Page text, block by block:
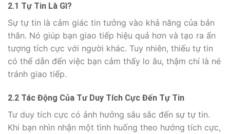
2.1 Tự Tin Là Gì?
Sự tự tin là cảm giác tin tưởng vào khả năng của bản
thân. Nó giúp bạn giao tiếp hiệu quả hơn và tạo ra ấn
tượng tích cực với người khác. Tuy nhiên, thiếu tự tin
có thể dẫn đến việc bạn cảm thấy lo âu, thậm chí là né
tránh giao tiếp.
2.2 Tác Động Của Tư Duy Tích Cực Đến Tự Tin
Tư duy tích cực có ảnh hưởng sâu sắc đến sự tự tin.
Khi bạn nhìn nhận một tình huống theo hướng tích cực,